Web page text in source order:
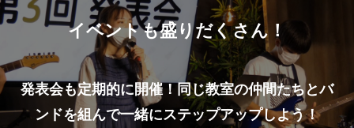
イベントも盛りだくさん！
発表会も定期的に開催！同じ教室の仲間たちとバ
ンドを組んで一緒にステップアップしよう！